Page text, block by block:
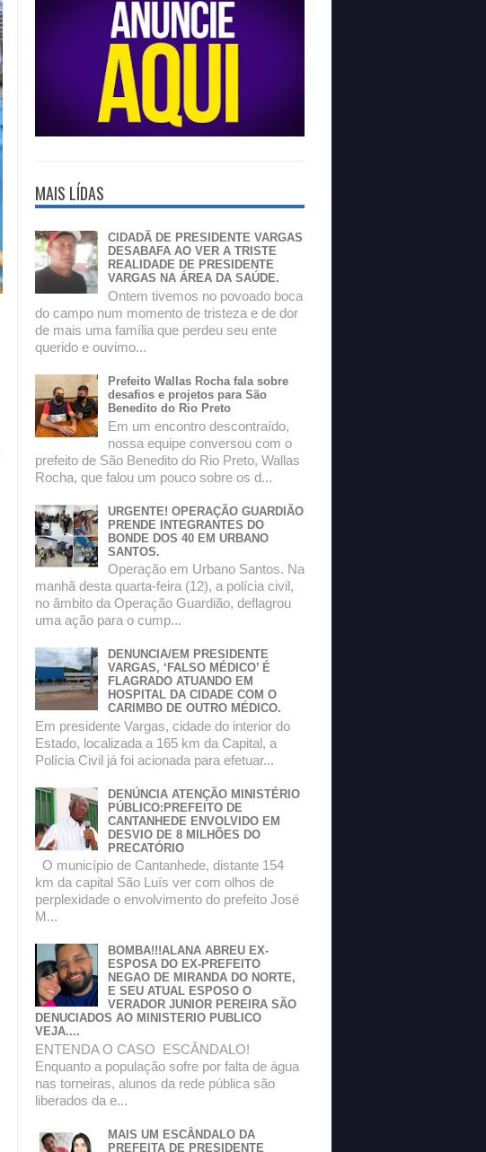
MAIS LÍDAS
CIDADÃ DE PRESIDENTE VARGAS
DESABAFA AO VER A TRISTE
REALIDADE DE PRESIDENTE
VARGAS NA ÁREA DA SAÚDE.
Ontem tivemos no povoado boca
do campo num momento de tristeza e de dor
de mais uma família que perdeu seu ente
querido e ouvimo...
Prefeito Wallas Rocha fala sobre
desafios e projetos para São
Benedito do Rio Preto
Em um encontro descontraído,
nossa equipe conversou com o
prefeito de São Benedito do Rio Preto, Wallas
Rocha, que falou um pouco sobre os d...
URGENTE! OPERAÇÃO GUARDIÃO
PRENDE INTEGRANTES DO
BONDE DOS 40 EM URBANO
SANTOS.
Operação em Urbano Santos. Na
manhã desta quarta-feira (12), a polícia civil,
no âmbito da Operação Guardião, deflagrou
uma ação para o cump...
DENUNCIA/EM PRESIDENTE
VARGAS, ‘FALSO MÉDICO’ É
FLAGRADO ATUANDO EM
HOSPITAL DA CIDADE COM O
CARIMBO DE OUTRO MÉDICO.
Em presidente Vargas, cidade do interior do
Estado, localizada a 165 km da Capital, a
Polícia Civil já foi acionada para efetuar...
DENÚNCIA ATENÇÃO MINISTÉRIO
PÚBLICO:PREFEITO DE
CANTANHEDE ENVOLVIDO EM
DESVIO DE 8 MILHÕES DO
PRECATÓRIO
O município de Cantanhede, distante 154
km da capital São Luís ver com olhos de
perplexidade o envolvimento do prefeito José
M...
BOMBA!!!ALANA ABREU EX-
ESPOSA DO EX-PREFEITO
NEGAO DE MIRANDA DO NORTE,
E SEU ATUAL ESPOSO O
VERADOR JUNIOR PEREIRA SÃO
DENUCIADOS AO MINISTERIO PUBLICO
VEJA....
ENTENDA O CASO ESCÂNDALO!
Enquanto a população sofre por falta de água
nas torneiras, alunos da rede pública são
liberados da e...
MAIS UM ESCÂNDALO DA
PREFEITA DE PRESIDENTE